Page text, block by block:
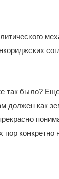
так было?
должен как
конкретно